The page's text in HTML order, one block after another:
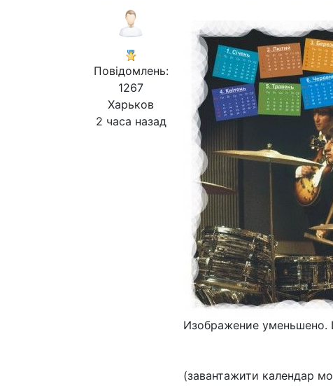
Повідомлень:
1267
Харьков
2 часа назад
Изображение уменьшено.
(завантажити календар